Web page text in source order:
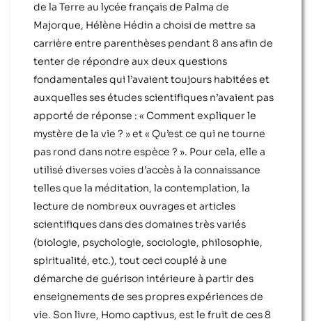
de la Terre au lycée français de Palma de
Majorque, Hélène Hédin a choisi de mettre sa
carrière entre parenthèses pendant 8 ans afin de
tenter de répondre aux deux questions
fondamentales qui l’avaient toujours habitées et
auxquelles ses études scientifiques n’avaient pas
apporté de réponse : « Comment expliquer le
mystère de la vie ? » et « Qu’est ce qui ne tourne
pas rond dans notre espèce ? ». Pour cela, elle a
utilisé diverses voies d’accès à la connaissance
telles que la méditation, la contemplation, la
lecture de nombreux ouvrages et articles
scientifiques dans des domaines très variés
(biologie, psychologie, sociologie, philosophie,
spiritualité, etc.), tout ceci couplé à une
démarche de guérison intérieure à partir des
enseignements de ses propres expériences de
vie. Son livre, Homo captivus, est le fruit de ces 8